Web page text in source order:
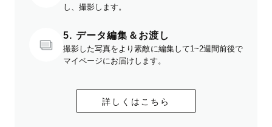
し、撮影します。
5. データ編集＆お渡し
撮影した写真をより素敵に編集して1~2週間前後で
マイページにお届けします。
詳しくはこちら